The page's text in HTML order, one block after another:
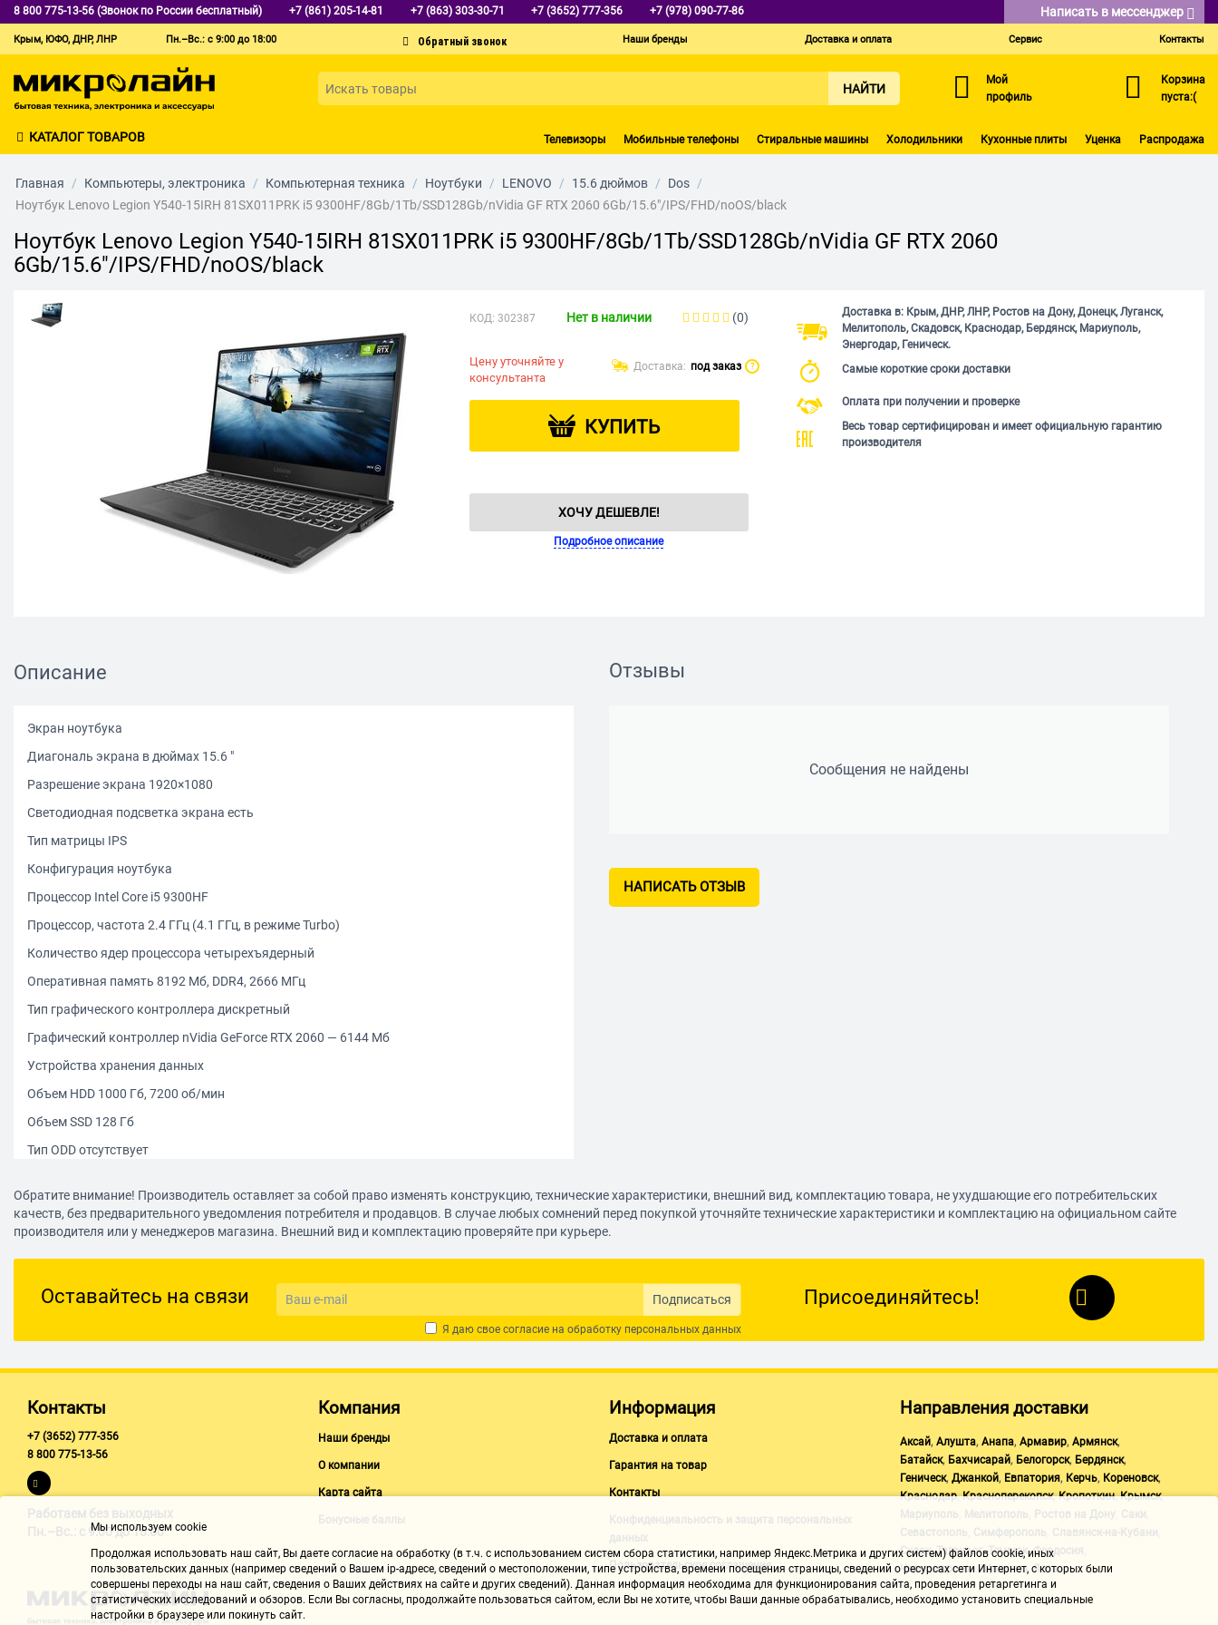
8 800 775-13-56 (Звонок по России бесплатный) +7 (861) 205-14-81 +7 (863) 303-30-71 +7 (3652) 777-356 +7 (978) 090-77-86 Написать в мессенджер
Крым, ЮФО, ДНР, ЛНР Пн.–Вс.: с 9:00 до 18:00 Наши бренды Доставка и оплата Сервис Контакты
НАЙТИ
Мой
профиль
Корзина
пуста:(
КАТАЛОГ ТОВАРОВ Телевизоры Мобильные телефоны Стиральные машины Холодильники Кухонные плиты Уценка Распродажа
Главная / Компьютеры, электроника / Компьютерная техника / Ноутбуки / LENOVO / 15.6 дюймов / Dos /
Ноутбук Lenovo Legion Y540-15IRH 81SX011PRK i5 9300HF/8Gb/1Tb/SSD128Gb/nVidia GF RTX 2060 6Gb/15.6"/IPS/FHD/noOS/black
Ноутбук Lenovo Legion Y540-15IRH 81SX011PRK i5 9300HF/8Gb/1Tb/SSD128Gb/nVidia GF RTX 2060
6Gb/15.6"/IPS/FHD/noOS/black
КОД: 302387 Нет в наличии (0)
Цену уточняйте у
консультанта
Доставка: под заказ ?
КУПИТЬ
ХОЧУ ДЕШЕВЛЕ!
Подробное описание
Доставка в: Крым, ДНР, ЛНР, Ростов на Дону, Донецк, Луганск,
Мелитополь, Скадовск, Краснодар, Бердянск, Мариуполь,
Энергодар, Геническ.
Самые короткие сроки доставки
Оплата при получении и проверке
Весь товар сертифицирован и имеет официальную гарантию
производителя
Описание
Экран ноутбука
Диагональ экрана в дюймах 15.6 "
Разрешение экрана 1920×1080
Светодиодная подсветка экрана есть
Тип матрицы IPS
Конфигурация ноутбука
Процессор Intel Core i5 9300HF
Процессор, частота 2.4 ГГц (4.1 ГГц, в режиме Turbo)
Количество ядер процессора четырехъядерный
Оперативная память 8192 Мб, DDR4, 2666 МГц
Тип графического контроллера дискретный
Графический контроллер nVidia GeForce RTX 2060 — 6144 Мб
Устройства хранения данных
Объем HDD 1000 Гб, 7200 об/мин
Объем SSD 128 Гб
Тип ODD отсутствует
Поддержка технологии Wi-Fi ДА, 802.11 a/b/g/n/ac
Поддержка технологии Bluetooth ДА, v4.1
Кабельная сеть(RJ-45) 10/100/1000 (Gigabit Ethernet) Мб/с
Разъемы и интерфейсы ноутбука
Разъем mini DisplayPort 1
Разъем HDMI 1
Операционная система ноутбука
Операционная система noOS
Мультимедийные особенности
Веб-камера встроенная
Разъем наушники/микрофон комбинированный разъем
Акустическая система стереодинамики
Отзывы
Сообщения не найдены
НАПИСАТЬ ОТЗЫВ
Обратите внимание! Производитель оставляет за собой право изменять конструкцию, технические характеристики, внешний вид, комплектацию товара, не ухудшающие его потребительских
качеств, без предварительного уведомления потребителя и продавцов. В случае любых сомнений перед покупкой уточняйте технические характеристики и комплектацию на официальном сайте
производителя или у менеджеров магазина. Внешний вид и комплектацию проверяйте при курьере.
Оставайтесь на связи Подписаться
Я даю свое согласие на обработку персональных данных
Присоединяйтесь!
Контакты
+7 (3652) 777-356
8 800 775-13-56
Работаем без выходных
Пн.–Вс.: с 9:00 до 18:00
Компания
Наши бренды
О компании
Карта сайта
Бонусные баллы
Информация
Доставка и оплата
Гарантия на товар
Контакты
Конфиденциальность и защита персональных
данных
Пользовательское соглашение
Направления доставки
Аксай, Алушта, Анапа, Армавир, Армянск,
Батайск, Бахчисарай, Белогорск, Бердянск,
Геническ, Джанкой, Евпатория, Керчь, Кореновск,
Краснодар,Красноперекопск,Кропоткин,Крымск,
Мариуполь Мелитополь Ростов на Дону Саки
Севастополь Симферополь Славянск-на-Кубани
Судак,Таганрог,Темрюк,Феодосия
Черноморское ,Щелкино,Ялта
Мы используем cookie
Продолжая использовать наш cайт, Вы даете согласие на обработку (в т.ч. с использованием систем сбора статистики, например Яндекс.Метрика и других систем) файлов cookie, иных
пользовательских данных (например сведений о Вашем ip-адресе, сведений о местоположении, типе устройства, времени посещения страницы, сведений о ресурсах сети Интернет, с которых были
совершены переходы на наш сайт, сведения о Ваших действиях на сайте и других сведений). Данная информация необходима для функционирования сайта, проведения ретаргетинга и
статистических исследований и обзоров. Если Вы согласны, продолжайте пользоваться сайтом, если Вы не хотите, чтобы Ваши данные обрабатывались, необходимо установить специальные
настройки в браузере или покинуть сайт.